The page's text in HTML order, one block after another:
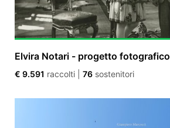
Elvira Notari - progetto fotografico
€ 9.591 raccolti 76 sostenitori